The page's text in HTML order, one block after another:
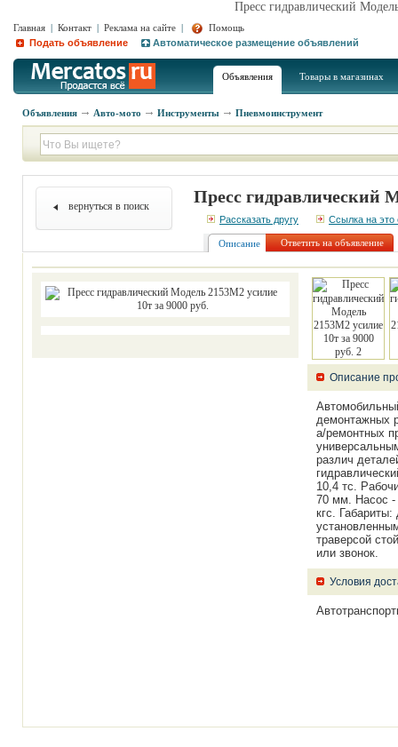
Пресс гидравлический
Главная | Контакт | Реклама на сайте |
Помощь
Подать объявление
Автоматическое размещение объявлений
Объявления Товары в магазинах
Объявления Авто-мото Инструменты Пневмоинструмент
вернуться в поиск Пресс гидравлический
Рассказать другу Ссылка на это
Описание Ответить на объявление
Описание
демонтажных
а/ремонтных
различ
10,4 тс.
70 мм. Насос -
кгс.
траверсой
или звонок.
Условия